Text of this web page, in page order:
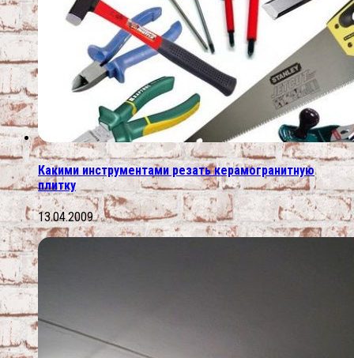
Какими инструментами резать керамогранитную
плитку
13.04.2009